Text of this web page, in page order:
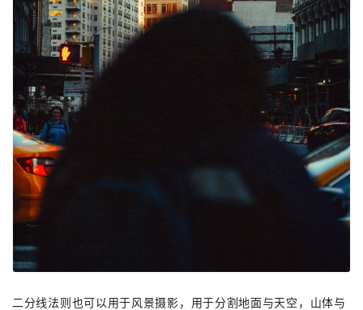
二分线法则也可以用于风景摄影，用于分割地面与天空，山体与